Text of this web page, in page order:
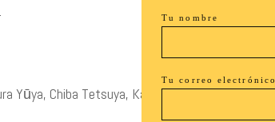
Yūya, Chiba Tetsuya, Katō Shinsuke
Tu nombre
Tu correo electrónico